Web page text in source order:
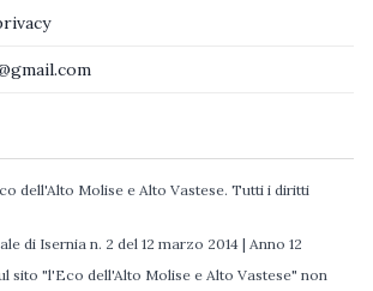
dell'Alto Molise e Alto Vastese. Tutti i diritti
di Isernia n. 2 del 12 marzo 2014 | Anno 12
sito "l'Eco dell'Alto Molise e Alto Vastese" non